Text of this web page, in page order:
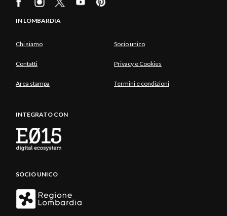
IN LOMBARDIA
Chi siamo Socio unico
Contatti Privacy e Cookies
Area stampa Termini e condizioni
INTEGRATO CON
SOCIO UNICO